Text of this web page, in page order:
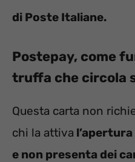
di Poste Italiane.
Postepay, come
truffa che circola
Questa carta non
chi la attiva
e non presenta dei